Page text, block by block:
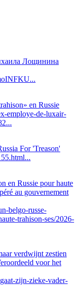
Лощинина
en Russie
employe-de-luxair-
For 'Treason'
en Russie pour haute
au gouvernement
belgo-russe-
trahison-ses/2026-
verdwijnt zestien
voor het
zijn-zieke-vader-